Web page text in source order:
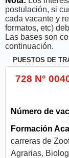
postulación, si
cada vacante y
formatos, etc)
Las bases son
continuación.
PUESTOS DE
728 N°
Número de
Formación
carreras de
Agrarias,